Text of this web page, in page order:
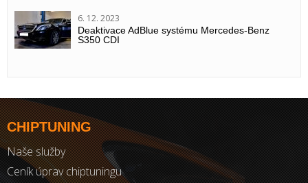
6. 12. 2023
Deaktivace AdBlue systému Mercedes-Benz
S350 CDI
CHIPTUNING
Naše služby
Ceník úprav chiptuningu